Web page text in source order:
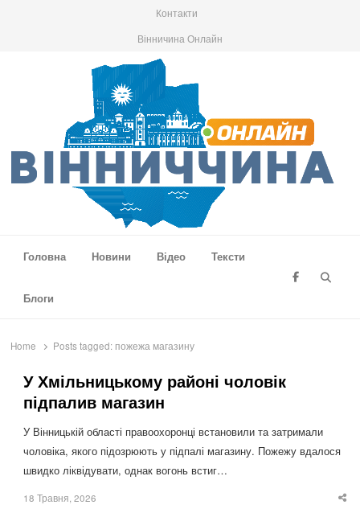
Контакти
Вінничина Онлайн
Головна
Новини Відео Тексти
Блоги
Home Posts tagged: пожежа магазину
У Хмільницькому районі чоловік
підпалив магазин
У Вінницькій області правоохоронці встановили та затримали
чоловіка, якого підозрюють у підпалі магазину. Пожежу вдалося
швидко ліквідувати, однак вогонь встиг…
18 Травня, 2026